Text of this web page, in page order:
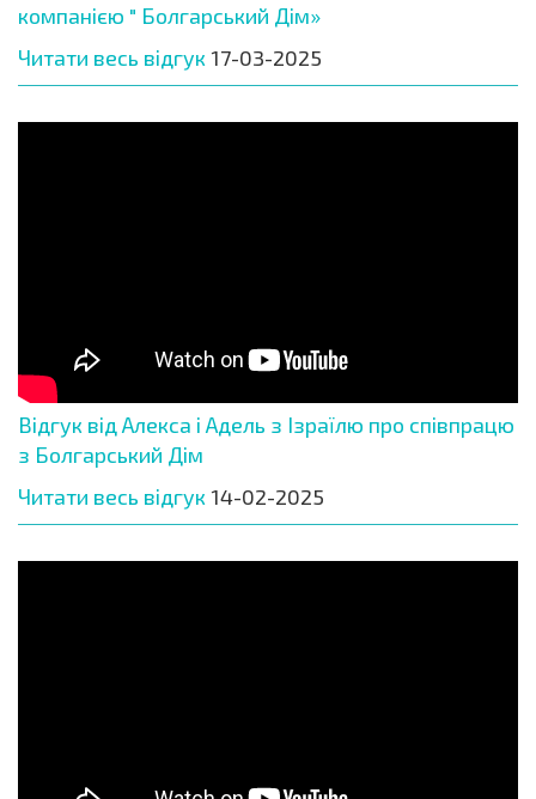
компанією " Болгарський Дім»
Читати весь відгук 17-03-2025
Відгук від Алекса і Адель з Ізраїлю про співпрацю
з Болгарський Дім
Читати весь відгук 14-02-2025